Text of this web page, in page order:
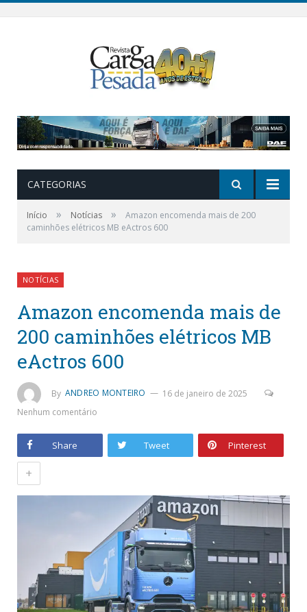
CATEGORIAS
Início » Notícias »
Amazon encomenda mais de 200
caminhões elétricos MB eActros 600
NOTÍCIAS
Amazon encomenda mais de
200 caminhões elétricos MB
eActros 600
By ANDREO MONTEIRO
16 de janeiro de 2025
Nenhum comentário
Share Tweet Pinterest
+